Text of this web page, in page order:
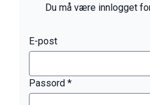
Du må være innlogget
E-post
Passord *